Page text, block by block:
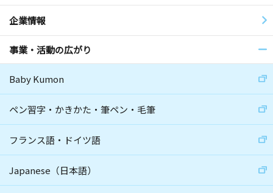
企業情報
事業・活動の広がり
Baby Kumon
ペン習字・かきかた・筆ペン・毛筆
フランス語・ドイツ語
Japanese（日本語）